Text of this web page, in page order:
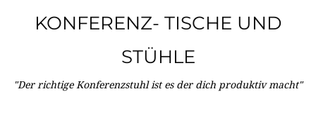
KONFERENZ- TISCHE UND
STÜHLE
"Der richtige Konferenzstuhl ist es der dich produktiv macht"